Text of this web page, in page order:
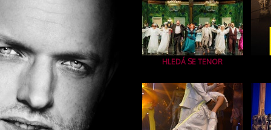
HLEDÁ SE TENOR